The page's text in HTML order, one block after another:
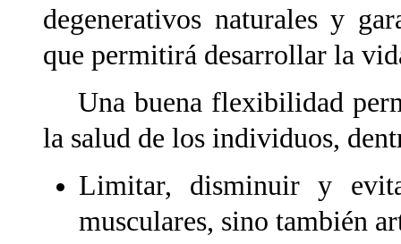
degenerativos naturales y
que permitirá desarrollar la
Una buena flexibilidad
la salud de los individuos,
Limitar, disminuir y
musculares, sino también